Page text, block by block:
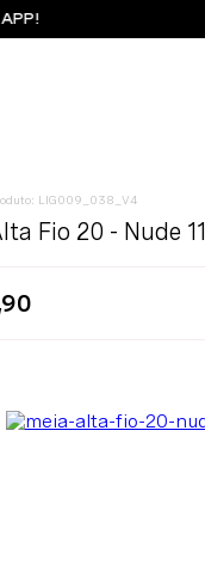
APP!
: LIG009_038_V4
Fio 20 - Nude 11
90